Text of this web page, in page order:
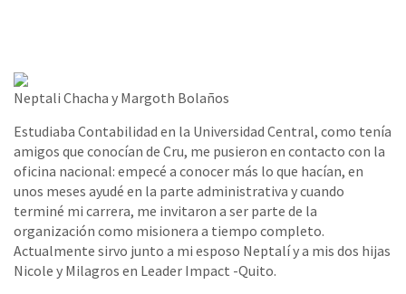
Neptali Chacha y Margoth Bolaños
Estudiaba Contabilidad en la Universidad Central, como tenía
amigos que conocían de Cru, me pusieron en contacto con la
oficina nacional: empecé a conocer más lo que hacían, en
unos meses ayudé en la parte administrativa y cuando
terminé mi carrera, me invitaron a ser parte de la
organización como misionera a tiempo completo.
Actualmente sirvo junto a mi esposo Neptalí y a mis dos hijas
Nicole y Milagros en Leader Impact -Quito.